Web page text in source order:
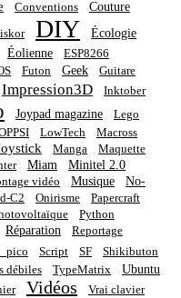
Conventions Couture
DIY Écologie
Éolienne
ESP8266
Futon Geek
Guitare
Impression3D Inktober
Joypad magazine Lego
LowTech Macross
Manga Maquette
Miam Minitel 2.0
vidéo Musique
No-
C2 Onirisme
Papercraft
Python
Réparation Reportage
Script SF
Shikibuton
débiles TypeMatrix Ubuntu
Vidéos
Vrai clavier